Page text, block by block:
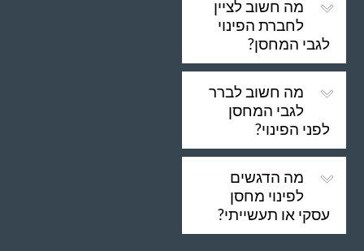
מה חשוב לציין
לחברת הפינוי
לגבי המחסן?
מה חשוב לברר
לגבי המחסן
לפני הפינוי?
מה הדגשים
לפינוי מחסן
עסקי או תעשייתי?